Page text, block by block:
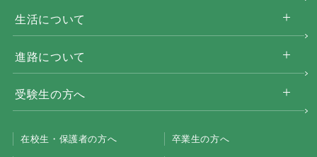
生活について
進路について
受験生の方へ
在校生・保護者の方へ 卒業生の方へ